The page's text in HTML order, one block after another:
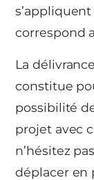
correspond
La
constitue
possibilité
projet avec
n’hésitez
déplacer en